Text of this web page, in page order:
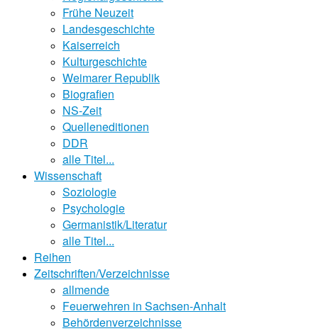
Frühe Neuzeit
Landesgeschichte
Kaiserreich
Kulturgeschichte
Weimarer Republik
Biografien
NS-Zeit
Quelleneditionen
DDR
alle Titel...
Wissenschaft
Soziologie
Psychologie
Germanistik/Literatur
alle Titel...
Reihen
Zeitschriften/Verzeichnisse
allmende
Feuerwehren in Sachsen-Anhalt
Behördenverzeichnisse